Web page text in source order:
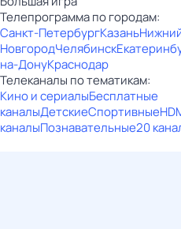
Телепрограмма по городам:
Санкт-ПетербургКазань
НовгородЧелябинск
на-ДонуКраснодар
Телеканалы по тематикам:
Кино и сериалыБесплатные
каналыДетскиеСпортивныеHD
каналыПознавательные20